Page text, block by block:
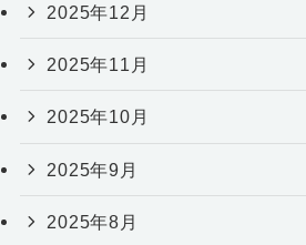
2025年12月
2025年11月
2025年10月
2025年9月
2025年8月